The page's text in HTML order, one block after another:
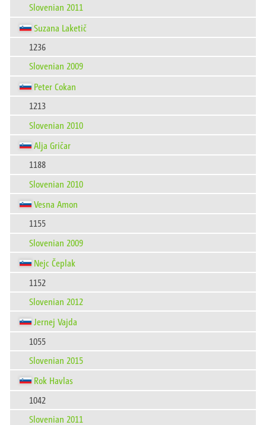
Slovenian 2011
Suzana Laketič
1236
Slovenian 2009
Peter Cokan
1213
Slovenian 2010
Alja Gričar
1188
Slovenian 2010
Vesna Amon
1155
Slovenian 2009
Nejc Čeplak
1152
Slovenian 2012
Jernej Vajda
1055
Slovenian 2015
Rok Havlas
1042
Slovenian 2011